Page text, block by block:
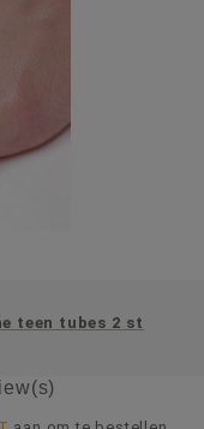
teen tubes 2 st